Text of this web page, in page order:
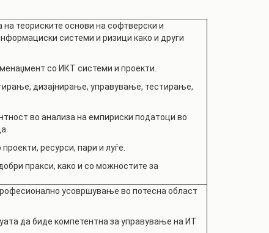
теориските основи на софтверски и
системи и ризици како и други
со ИКТ системи и проекти.
дизајнирање, управување, тестирање,
во анализа на емпириски податоци во
ресурси, пари и луѓе.
пракси, како и со можностите за
усовршување во потесна област
да биде компетентна за управување на ИТ